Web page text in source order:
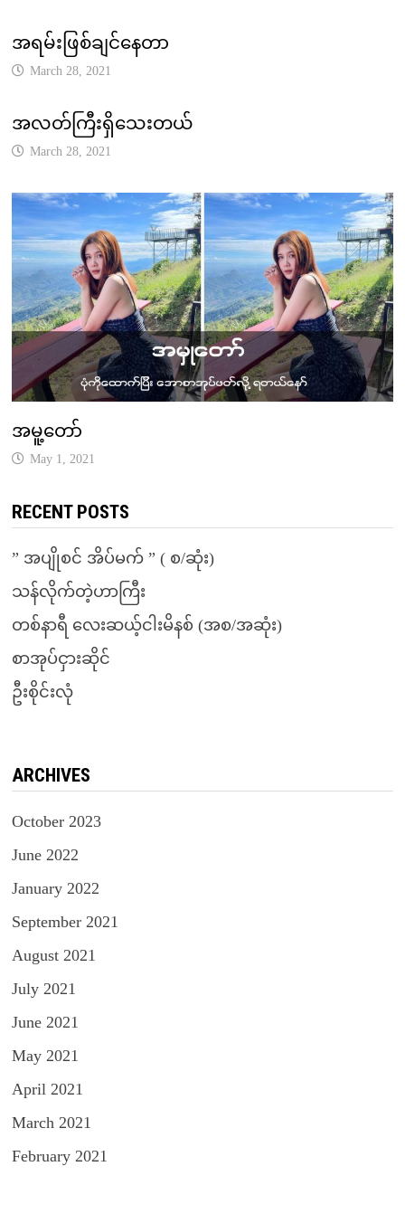
အရမ်းဖြစ်ချင်နေတာ
March 28, 2021
အလတ်ကြီးရှိသေးတယ်
March 28, 2021
အမူ့တော်
May 1, 2021
RECENT POSTS
” အပျိုစင် အိပ်မက် ” ( စ/ဆုံး)
သန်လိုက်တဲ့ဟာကြီး
တစ်နာရီ လေးဆယ့်ငါးမိနစ် (အစ/အဆုံး)
စာအုပ်ငှားဆိုင်
ဦးစိုင်းလုံ
ARCHIVES
October 2023
June 2022
January 2022
September 2021
August 2021
July 2021
June 2021
May 2021
April 2021
March 2021
February 2021